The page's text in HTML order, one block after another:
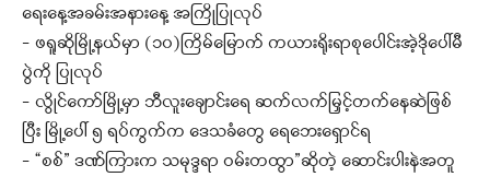
ရေးနေ့အခမ်းအနားနေ့ အကြိုပြုလုပ်
– ဖရူဆိုမြို့နယ်မှာ (၁၀)ကြိမ်မြောက် ကယားရိုးရာစုပေါင်းအဲ့ဒိုပေါ်မီ
ပွဲကို ပြုလုပ်
– လွိုင်ကော်မြို့မှာ ဘီလူးချောင်းရေ ဆက်လက်မြှင့်တက်နေဆဲဖြစ်
ပြီး မြို့ပေါ် ၅ ရပ်ကွက်က ဒေသခံတွေ ရေဘေးရှောင်ရ
– “စစ်” ဒဏ်ကြားက သမုဒ္ဒရာ ဝမ်းတထွာ”ဆိုတဲ့ ဆောင်းပါးနဲအ‌တူ